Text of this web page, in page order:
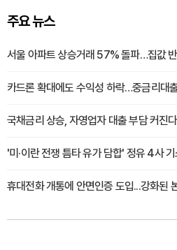
주요 뉴스
서울 아파트 상승거래 57% 돌파…집값
카드론 확대에도 수익성 하락…중금리대
국채금리 상승, 자영업자 대출 부담 커진다
'미·이란 전쟁 틈타 유가 담합' 정유 4사
휴대전화 개통에 안면인증 도입...강화된